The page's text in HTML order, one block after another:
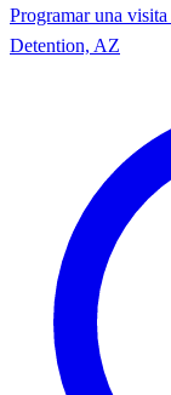
Programar una visita
Detention, AZ